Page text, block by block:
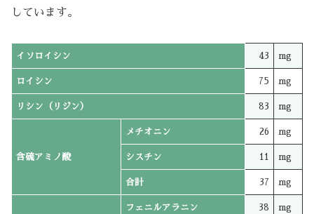
しています。
イソロイシン 43 mg
ロイシン 75 mg
リシン（リジン） 83 mg
含硫アミノ酸
メチオニン 26 mg
シスチン 11 mg
合計 37 mg
フェニルアラニン 38 mg